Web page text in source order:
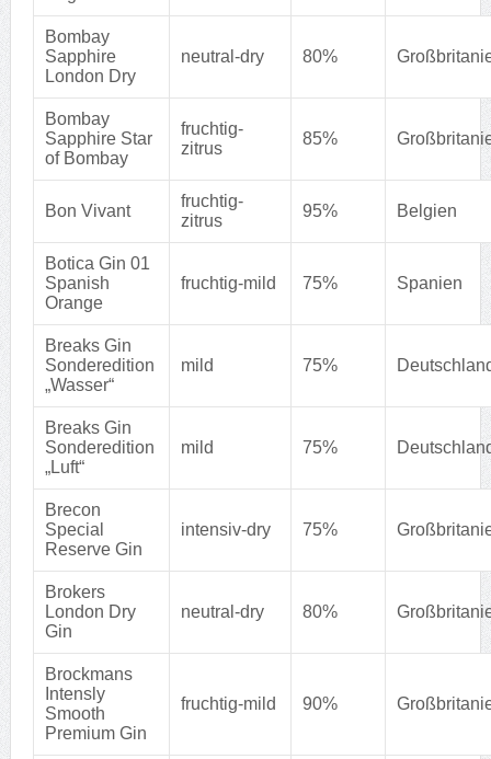
Bombay
Sapphire
London Dry
neutral-dry 80%
Bombay
Sapphire Star
of Bombay
fruchtig-
zitrus
85%
Bon Vivant
fruchtig-
zitrus
95% Belgien
Botica Gin 01
Spanish
Orange
fruchtig-mild 75% Spanien
Breaks Gin
Sonderedition
„Wasser“
mild 75%
Breaks Gin
Sonderedition
„Luft“
mild 75%
Brecon
Special
Reserve Gin
intensiv-dry 75%
Brokers
London Dry
Gin
neutral-dry 80%
Brockmans
Intensly
Smooth
Premium Gin
fruchtig-mild 90%